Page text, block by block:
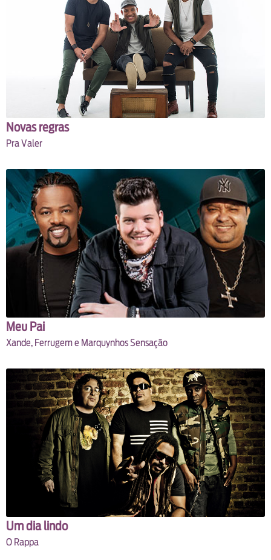
Novas regras
Pra Valer
Meu Pai
Xande, Ferrugem e Marquynhos Sensação
Um dia lindo
O Rappa